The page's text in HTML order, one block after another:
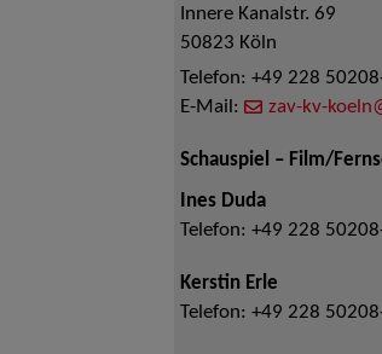
Innere Kanalstr. 69
50823 Köln
Telefon: +49 228
E-Mail:
zav-kv-
Schauspiel – Film/
Ines Duda
Telefon: +49 228
Kerstin Erle
Telefon: +49 228